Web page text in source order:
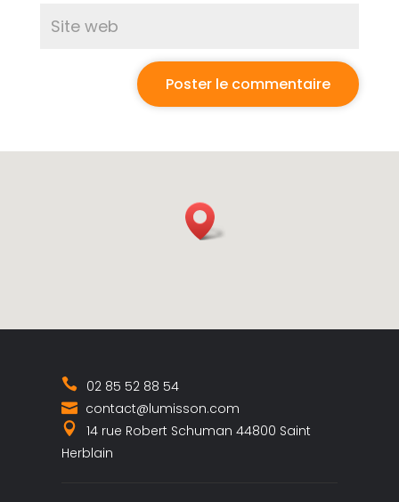
02 85 52 88 54
contact@lumisson.com
14 rue Robert Schuman 44800 Saint
Herblain